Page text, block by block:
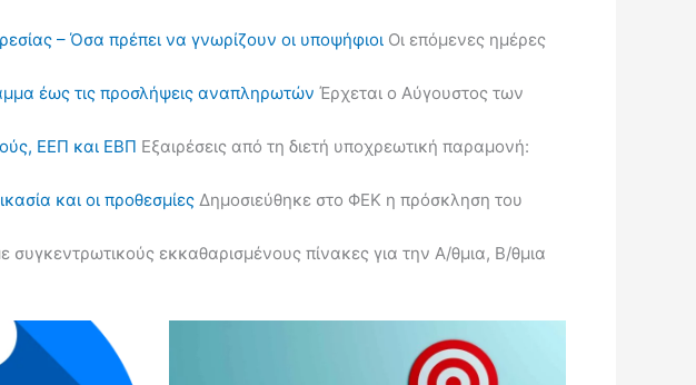
– Όσα πρέπει να γνωρίζουν οι υποψήφιοι Οι επόμενες ημέρες
έως τις προσλήψεις αναπληρωτών Έρχεται ο Αύγουστος των
ΕΕΠ και ΕΒΠ Εξαιρέσεις από τη διετή υποχρεωτική παραμονή:
και οι προθεσμίες Δημοσιεύθηκε στο ΦΕΚ η πρόσκληση του
συγκεντρωτικούς εκκαθαρισμένους πίνακες για την Α/θμια, Β/θμια